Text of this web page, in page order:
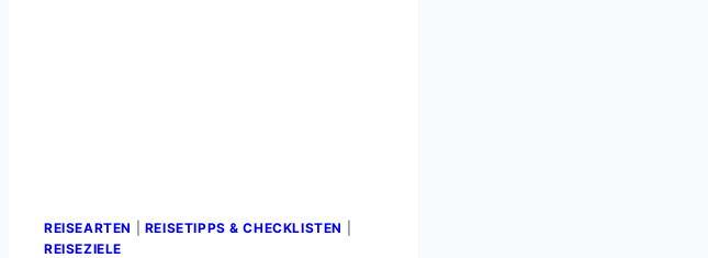
REISEARTEN REISETIPPS & CHECKLISTEN
REISEZIELE